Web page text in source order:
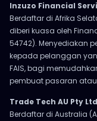
Inzuzo Financial
Berdaftar di Afrika
diberi kuasa oleh
54742). Menyediakan
kepada pelanggan
FAIS, bagi
pembuat pasaran atau
Trade Tech AU Pty Ltd
Berdaftar di Australia